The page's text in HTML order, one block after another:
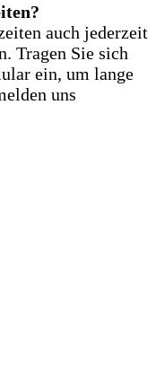
auch jederzeit
Tragen Sie sich
ein, um lange
uns